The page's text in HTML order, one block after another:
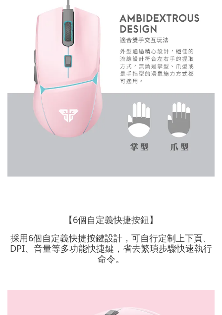
【6個自定義快捷按鈕】
採用6個自定義快捷按鍵設計，可自行定制上下頁、
DPI、音量等多功能快捷鍵，省去繁瑣步驟快速執行
命令。